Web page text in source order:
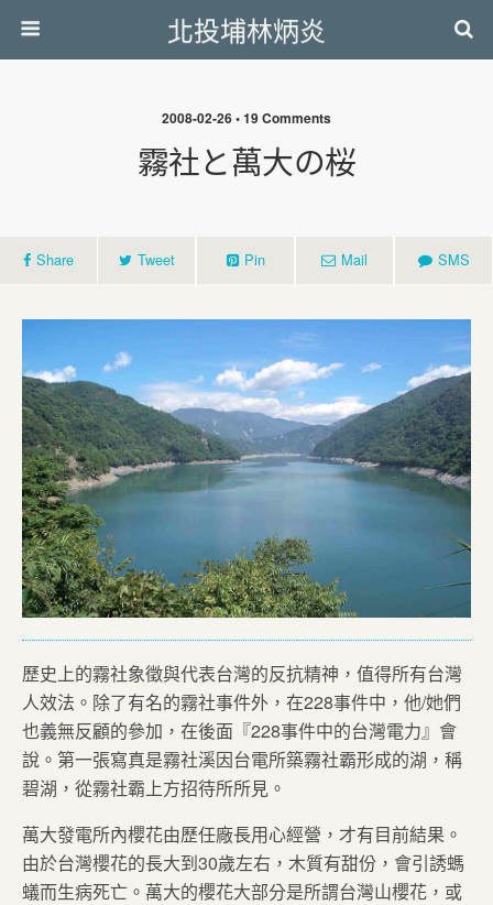
北投埔林炳炎
2008-02-26 • 19 Comments
霧社と萬大の桜
Share Tweet Pin Mail SMS
歷史上的霧社象徵與代表台灣的反抗精神，值得所有台灣
人效法。除了有名的霧社事件外，在228事件中，他/她們
也義無反顧的參加，在後面『228事件中的台灣電力』會
說。第一張寫真是霧社溪因台電所築霧社霸形成的湖，稱
碧湖，從霧社霸上方招待所所見。
萬大發電所內櫻花由歷任廠長用心經營，才有目前結果。
由於台灣櫻花的長大到30歲左右，木質有甜份，會引誘螞
蟻而生病死亡。萬大的櫻花大部分是所謂台灣山櫻花，或